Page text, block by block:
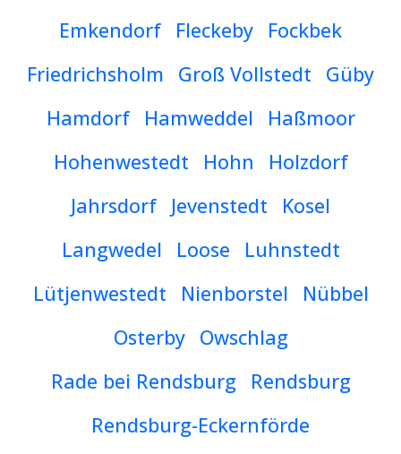
Emkendorf
Fleckeby
Fockbek
Friedrichsholm
Groß Vollstedt
Güby
Hamdorf
Hamweddel
Haßmoor
Hohenwestedt
Hohn
Holzdorf
Jahrsdorf
Jevenstedt
Kosel
Langwedel
Loose
Luhnstedt
Lütjenwestedt
Nienborstel
Nübbel
Osterby
Owschlag
Rade bei Rendsburg
Rendsburg
Rendsburg-Eckernförde